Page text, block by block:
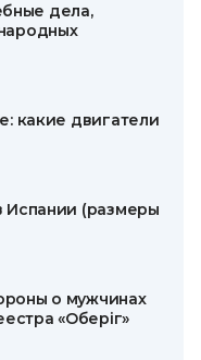
дела,
какие двигатели
Испании (размеры
о мужчинах
«Оберіг»